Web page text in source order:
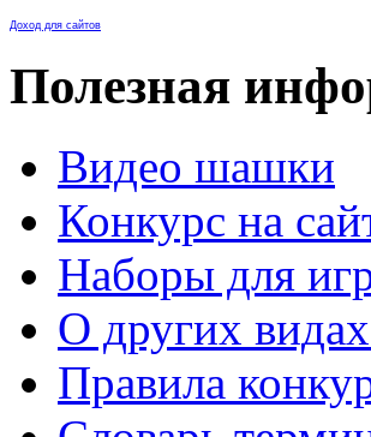
Доход для сайтов
Полезная
Видео шашки
Конкурс на
Наборы для
О других
Правила